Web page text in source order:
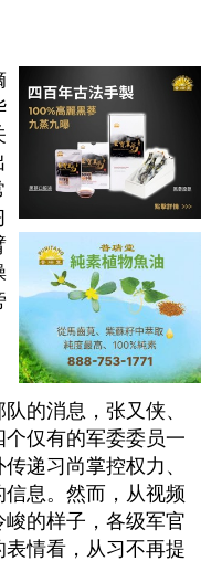
的消息，张又侠、
仅有的军委委员一
递习尚掌控权力、
息。然而，从视频
的样子，各级军官
情看，从习不再提